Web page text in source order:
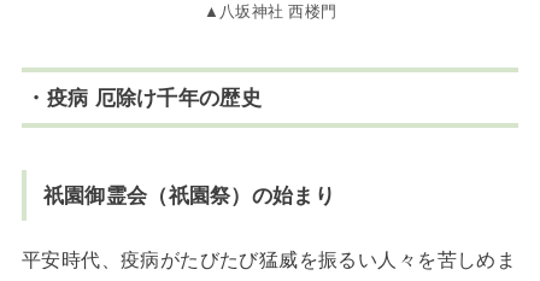
▲八坂神社 西楼門
・疫病 厄除け千年の歴史
祇園御霊会（祇園祭）の始まり
平安時代、疫病がたびたび猛威を振るい人々を苦しめま